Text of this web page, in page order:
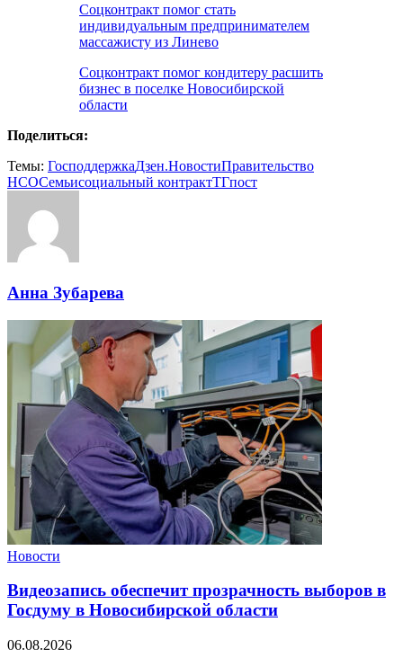
Соцконтракт помог стать
индивидуальным предпринимателем
массажисту из Линево
Соцконтракт помог кондитеру расшить
бизнес в поселке Новосибирской
области
Поделиться:
Темы: ГосподдержкаДзен.НовостиПравительство
НСОСемьисоциальный контрактТГпост
Анна Зубарева
Новости
Видеозапись обеспечит прозрачность выборов в
Госдуму в Новосибирской области
06.08.2026